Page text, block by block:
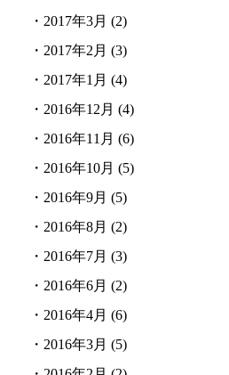
・ 2017年3月 (2)
・ 2017年2月 (3)
・ 2017年1月 (4)
・ 2016年12月 (4)
・ 2016年11月 (6)
・ 2016年10月 (5)
・ 2016年9月 (5)
・ 2016年8月 (2)
・ 2016年7月 (3)
・ 2016年6月 (2)
・ 2016年4月 (6)
・ 2016年3月 (5)